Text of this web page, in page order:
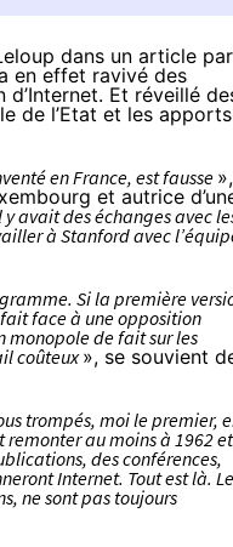
dans un article
en effet ravivé des
Et réveillé
de l’Etat et les apports
en France, est fausse »,
et autrice
avait des échanges avec
à Stanford avec
Si la première
face à une opposition
monopole de fait sur les
coûteux», se souvient
trompés, moi le premier,
remonter au moins à 1962
des conférences,
Internet. Tout est là. Le
ne sont pas toujours